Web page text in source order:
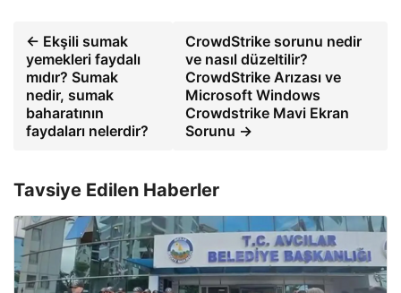
← Ekşili sumak
yemekleri faydalı
mıdır? Sumak
nedir, sumak
baharatının
faydaları nelerdir?
CrowdStrike sorunu nedir
ve nasıl düzeltilir?
CrowdStrike Arızası ve
Microsoft Windows
Crowdstrike Mavi Ekran
Sorunu →
Tavsiye Edilen Haberler